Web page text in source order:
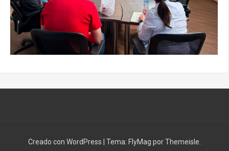
Creado con WordPress Tema: FlyMag por Themeisle.